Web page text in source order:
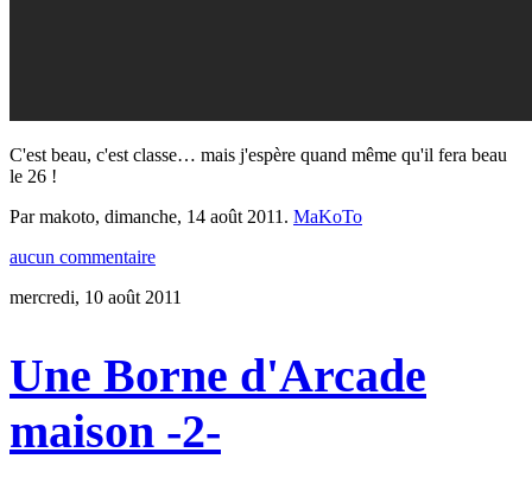
C'est beau, c'est classe… mais j'espère quand même qu'il fera beau
le 26 !
Par makoto, dimanche, 14 août 2011 . MaKoTo
aucun commentaire
mercredi, 10 août 2011
Une Borne d'Arcade
maison -2-